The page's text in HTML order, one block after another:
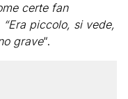
certe fan
piccolo, si vede,
grave“.